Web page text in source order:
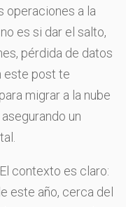
operaciones a la
es si dar el salto,
pérdida de datos
este post te
migrar a la nube
un
contexto es claro:
este año, cerca del